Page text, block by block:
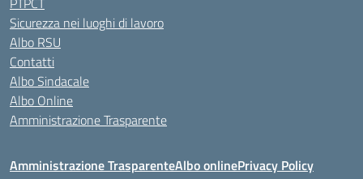
Sicurezza nei luoghi di lavoro
Albo RSU
Contatti
Albo Sindacale
Albo Online
Amministrazione Trasparente
Amministrazione TrasparenteAlbo onlinePrivacy Policy